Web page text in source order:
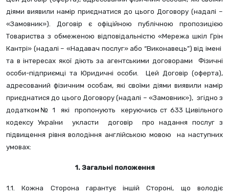
діями виявили намір приєднатися до цього Договору (надалі –
«Замовник»). Договір є офіційною публічною пропозицією
Товариства з обмеженою відповідальністю «Мережа шкіл Грін
Кантрі» (надалі – «Надавач послуг» або “Виконавець”) від імені
та в інтересах якої діють за агентськими договорами  Фізичні
особи-підприємці та Юридичні особи.  Цей Договір (оферта),
адресований фізичним особам, які своїми діями виявили намір
приєднатися до цього Договору (надалі – «Замовник»),  згідно з
додатком№ 1  які  пропонують  керуючись ст 633 Цивільного
кодексу України  укласти  договір  про надання послуг з
підвищення рівня володіння англійською мовою  на наступних
умовах:
1. Загальні положення
1.1. Кожна Сторона гарантує іншій Стороні, що володіє